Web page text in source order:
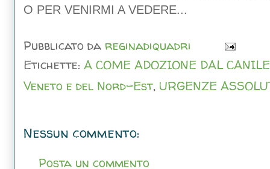
O PER VENIRMI A VEDERE...
Pubblicato da reginadiquadri
Etichette: A COME ADOZIONE DAL CANILE
Veneto e del Nord-Est, URGENZE
Nessun commento:
Posta un commento